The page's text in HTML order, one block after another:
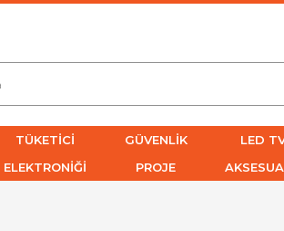
TÜKETİCİ
ELEKTRONİĞİ
GÜVENLİK
PROJE
LED